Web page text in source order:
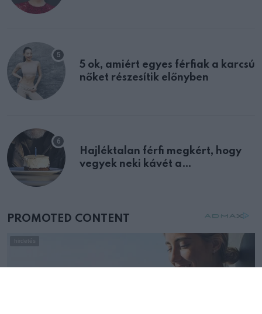
5 ok, amiért egyes férfiak a karcsú
nőket részesítik előnyben
Hajléktalan férfi megkért, hogy
vegyek neki kávét a